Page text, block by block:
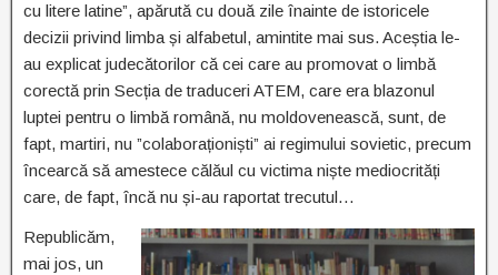
cu litere latine”, apărută cu două zile înainte de istoricele
decizii privind limba și alfabetul, amintite mai sus. Aceștia le-
au explicat judecătorilor că cei care au promovat o limbă
corectă prin Secția de traduceri ATEM, care era blazonul
luptei pentru o limbă română, nu moldovenească, sunt, de
fapt, martiri, nu ”colaboraționiști” ai regimului sovietic, precum
încearcă să amestece călăul cu victima niște mediocrități
care, de fapt, încă nu și-au raportat trecutul…
Republicăm,
mai jos, un